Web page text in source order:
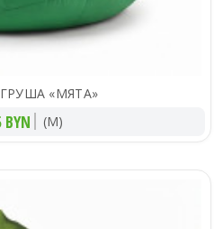
«МЯТА»
BYN (M)